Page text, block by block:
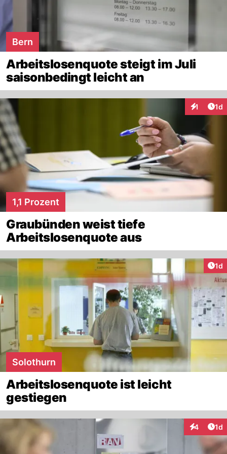
Bern
Arbeitslosenquote steigt im Juli
saisonbedingt leicht an
1 1d
1,1 Prozent
Graubünden weist tiefe
Arbeitslosenquote aus
1d
Solothurn
Arbeitslosenquote ist leicht
gestiegen
4 1d